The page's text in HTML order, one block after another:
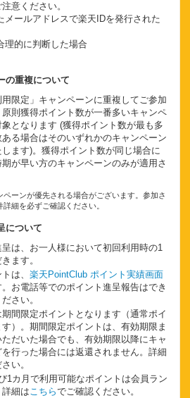
意ください。
メールアドレスで楽天IDを発行された
理的に判断した場合
の重複について
限定」キャンペーンに重複してご参加
則獲得ポイント数が一番多いキャンペ
となります (獲得ポイント数が最も多
る場合はそのいずれかのキャンペーン
ます)。獲得ポイント数が同じ場合に
が早い方のキャンペーンのみが適用さ
ーンが優先される場合がございます。参加さ
細を必ずご確認ください。
について
は、お一人様において初回利用時の1
ます。
は、 楽天PointClub ポイント実績画面
お電話等でのポイント進呈報告はでき
さい。
間限定ポイントとなります（通常ポイ
）。期間限定ポイントは、有効期限ま
だいた場合でも、有効期限以降にキャ
行った場合には返還されません。詳細
い。
1カ月で利用可能なポイントは会員ラン
細はこちらでご確認ください。